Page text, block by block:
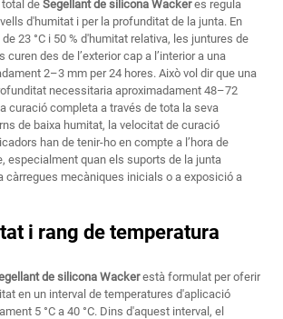
de Segellant de silicona Wackeres regula
d'humitat i per la profunditat de la junta. En
23 °C i 50 % d'humitat relativa, les juntures de
des de l’exterior cap a l’interior a una
2–3 mm per 24 hores. Això vol dir que una
necessitaria aproximadament 48–72
curació completa a través de tota la seva
de baixa humitat, la velocitat de curació
han de tenir-ho en compte a l’hora de
especialment quan els suports de la junta
càrregues mecàniques inicials o a exposició a
i rang de temperatura
de silicona Wackerestà formulat per oferir
en un interval de temperatures d'aplicació
5 °C a 40 °C. Dins d'aquest interval, el